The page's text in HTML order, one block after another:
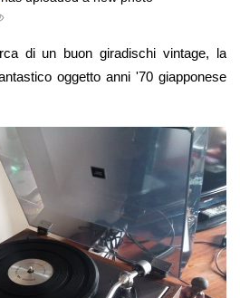
di un buon giradischi vintage, la
oggetto anni '70 giapponese